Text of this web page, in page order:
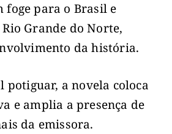
foge para o Brasil e
Grande do Norte,
da história.
potiguar, a novela coloca
e amplia a presença de
da emissora.